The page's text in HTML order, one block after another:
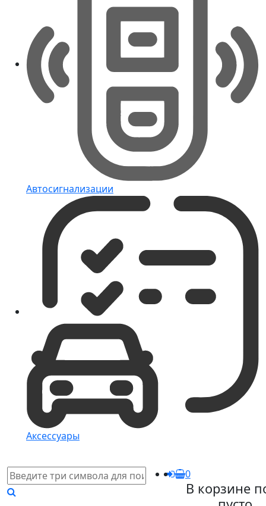
Автосигнализации
Аксессуары
0
В корзине